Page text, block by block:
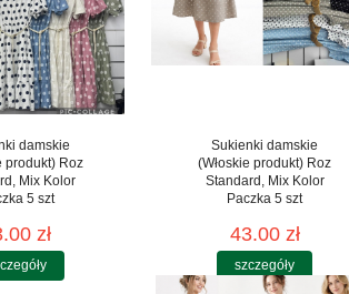
damskie
produkt) Roz
Mix Kolor
5 szt
zł
Sukienki damskie
(Włoskie produkt) Roz
Standard, Mix Kolor
Paczka 5 szt
43.00 zł
szczegóły